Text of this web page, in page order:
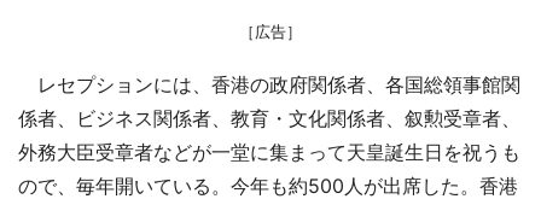
［広告］
レセプションには、香港の政府関係者、各国総領事館関
係者、ビジネス関係者、教育・文化関係者、叙勲受章者、
外務大臣受章者などが一堂に集まって天皇誕生日を祝うも
ので、毎年開いている。今年も約500人が出席した。香港